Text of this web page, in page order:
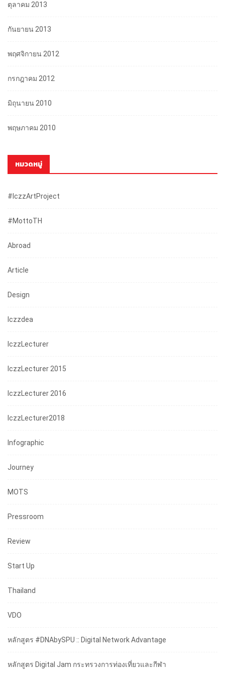
ตุลาคม 2013
กันยายน 2013
พฤศจิกายน 2012
กรกฎาคม 2012
มิถุนายน 2010
พฤษภาคม 2010
หมวดหมู่
#iczzArtProject
#mottoTH
Abroad
Article
Design
Iczzdea
IczzLecturer
IczzLecturer 2015
IczzLecturer 2016
IczzLecturer2018
Infographic
Journey
MOTS
Pressroom
Review
Start Up
Thailand
VDO
หลักสูตร #DNAbySPU :: Digital Network Advantage
หลักสูตร Digital Jam กระทรวงการท่องเที่ยวและกีฬา